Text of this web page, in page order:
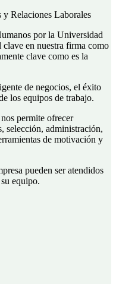
y Relaciones Laborales
por la Universidad
en nuestra firma como
clave como es la
de negocios, el éxito
los equipos de trabajo.
permite ofrecer
selección, administración,
de motivación y
pueden ser atendidos
equipo.